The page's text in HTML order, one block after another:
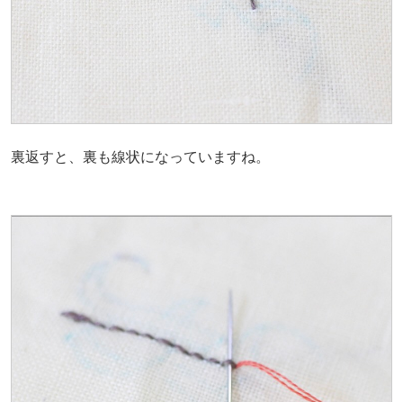
裏返すと、裏も線状になっていますね。